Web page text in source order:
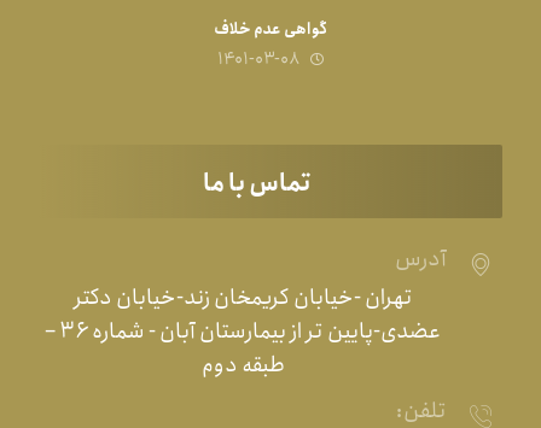
گواهی عدم خلاف
۱۴۰۱-۰۳-۰۸
تماس با ما
آدرس
تهران -خیابان کریمخان زند-خیابان دکتر
عضدی-پایین تر از بیمارستان آبان - شماره ۳۶ –
طبقه دوم
تلفن: